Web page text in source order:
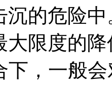
沉的危险
大限度的
下，一般